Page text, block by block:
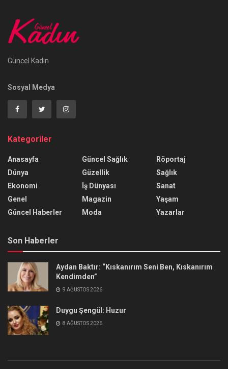
Güncel Kadın
Sosyal Medya
Kategoriler
Anasayfa
Dünya
Ekonomi
Genel
Güncel Haberler
Güncel Sağlık
Güzellik
İş Dünyası
Magazin
Moda
Röportaj
Sağlık
Sanat
Yaşam
Yazarlar
Son Haberler
Aydan Baktır: “Kıskanırım Seni Ben, Kıskanırım
Kendimden”
9 AĞUSTOS 2026
Duygu Şengül: Huzur
8 AĞUSTOS 2026